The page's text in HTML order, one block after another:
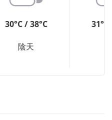
30°C / 38°C
陰天
31°C